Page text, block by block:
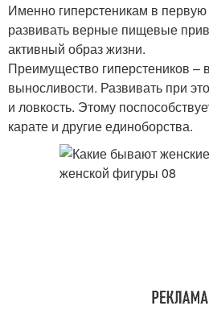
Именно гиперстеникам в
развивать верные пищевые
активный образ жизни.
Преимущество гиперстеников –
выносливости. Развивать при
и ловкость. Этому
карате и другие единоборства.